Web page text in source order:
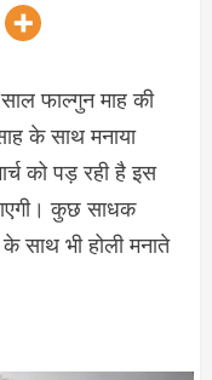
फाल्गुन माह की
के साथ मनाया
को पड़ रही है इस
कुछ साधक
भी होली मनाते